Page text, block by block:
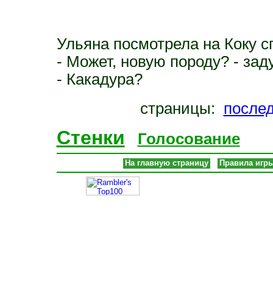
Ульяна посмотрела на Коку
- Может, новую породу? -
- Какадура?
страницы:
Стенки Голосование
На главную страницу Правила